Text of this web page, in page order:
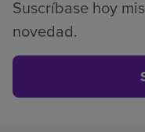
Suscríbase hoy
novedad.